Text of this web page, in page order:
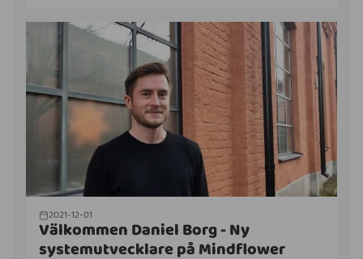
2021-12-01
Välkommen Daniel Borg - Ny
systemutvecklare på Mindflower